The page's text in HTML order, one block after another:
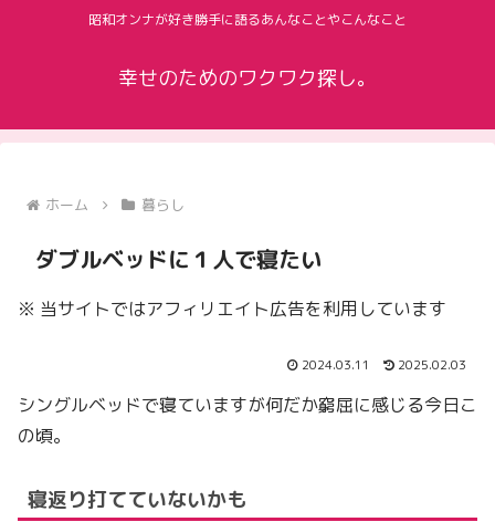
昭和オンナが好き勝手に語るあんなことやこんなこと
幸せのためのワクワク探し。
ホーム 暮らし
ダブルベッドに１人で寝たい
※ 当サイトではアフィリエイト広告を利用しています
2024.03.11 2025.02.03
シングルベッドで寝ていますが何だか窮屈に感じる今日こ
の頃。
寝返り打てていないかも